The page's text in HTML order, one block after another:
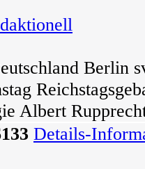
Berlin
Albert
Details-